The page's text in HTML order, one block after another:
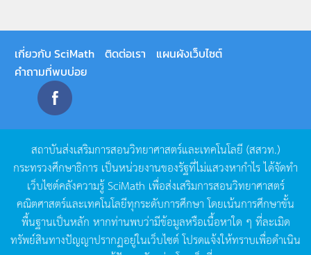
เกี่ยวกับ SciMath ติดต่อเรา
แผนผังเว็บไซต์
คำถามที่พบบ่อย
สถาบันส่งเสริมการสอนวิทยาศาสตร์และเทคโนโลยี (สสวท.)
กระทรวงศึกษาธิการ เป็นหน่วยงานของรัฐที่ไม่แสวงหากำไรได้จัดทำ
เว็บไซต์คลังความรู้SciMath เพื่อส่งเสริมการสอนวิทยาศาสตร์
คณิตศาสตร์และเทคโนโลยีทุกระดับการศึกษา โดยเน้นการศึกษาขั้น
พื้นฐานเป็นหลัก หากท่านพบว่ามีข้อมูลหรือเนื้อหาใด ๆ ที่ละเมิด
ทรัพย์สินทางปัญญาปรากฏอยู่ในเว็บไซต์โปรดแจ้งให้ทราบเพื่อดำเนิน